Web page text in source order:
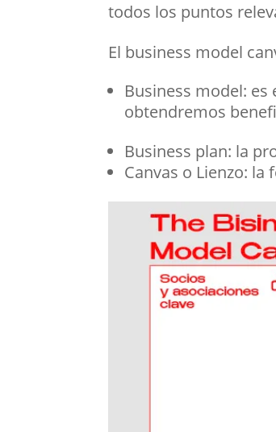
todos los puntos
El business model
Business model:
obtendremos
Business plan: la
Canvas o Lienzo: